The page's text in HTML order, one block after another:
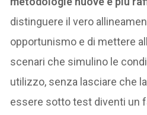
distinguere il vero
opportunismo e di mettere
scenari che simulino le
utilizzo, senza lasciare che
essere sotto test diventi un